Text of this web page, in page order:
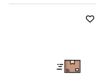
Pantaloni de lucru